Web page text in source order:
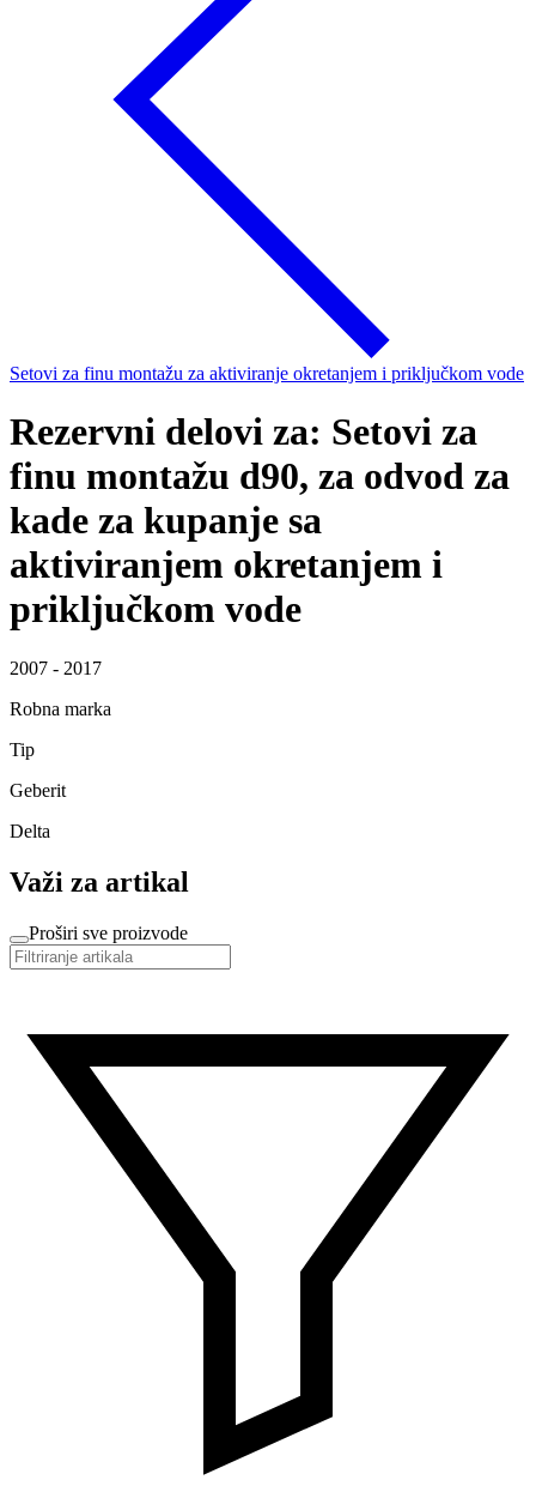
Setovi za finu montažu za aktiviranje okretanjem i priključkom vode
Rezervni delovi za: Setovi za
finu montažu d90, za odvod za
kade za kupanje sa
aktiviranjem okretanjem i
priključkom vode
2007 - 2017
Robna marka
Tip
Geberit
Delta
Važi za artikal
Proširi sve proizvode